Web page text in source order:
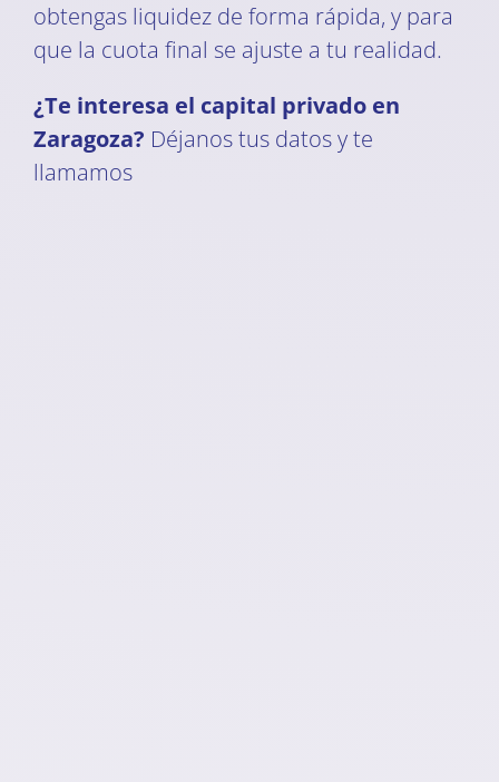
obtengas liquidez de forma rápida, y para
que la cuota final se ajuste a tu realidad.
¿Te interesa el capital privado en
Zaragoza? Déjanos tus datos y te
llamamos